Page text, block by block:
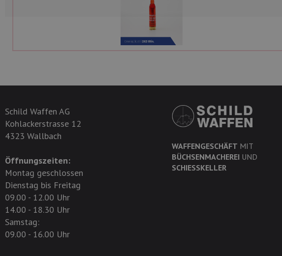
Schild Waffen AG
Kohlackerstrasse 12
4323 Wallbach
Öffnungszeiten:
Montag geschlossen
Dienstag bis Freitag
09.00 - 12.00 Uhr
14.00 - 18.30 Uhr
Samstag:
09.00 - 16.00 Uhr
WAFFENGESCHÄFT MIT
BÜCHSENMACHEREI UND
SCHIESSKELLER